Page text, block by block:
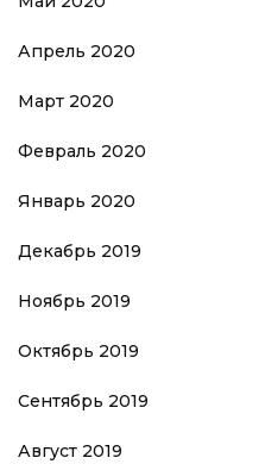
Апрель 2020
Март 2020
Февраль 2020
Январь 2020
Декабрь 2019
Ноябрь 2019
Октябрь 2019
Сентябрь 2019
Август 2019